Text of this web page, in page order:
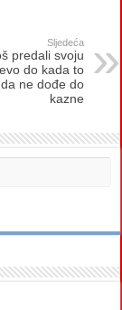
Sljedeća
predali svoju
do kada to
ne dođe do
kazne